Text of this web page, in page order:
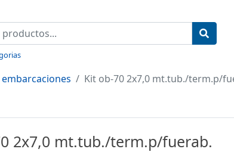
Kit ob-70 2x7,0 mt.tub./term.p/
2x7,0 mt.tub./term.p/fuerab.